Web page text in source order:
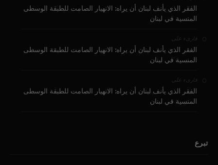
الفقر الذي يأنف لبنان أن يراه: الانهيار الصامت للطبقة الوسطى
المنسية في لبنان
قارىء على
الفقر الذي يأنف لبنان أن يراه: الانهيار الصامت للطبقة الوسطى
المنسية في لبنان
قارىء على
الفقر الذي يأنف لبنان أن يراه: الانهيار الصامت للطبقة الوسطى
المنسية في لبنان
تبرع